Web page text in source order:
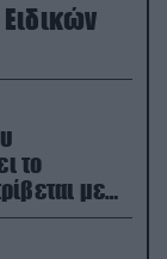
το
με